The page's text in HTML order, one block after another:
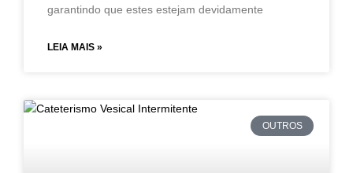
garantindo que estes estejam devidamente
LEIA MAIS »
OUTROS